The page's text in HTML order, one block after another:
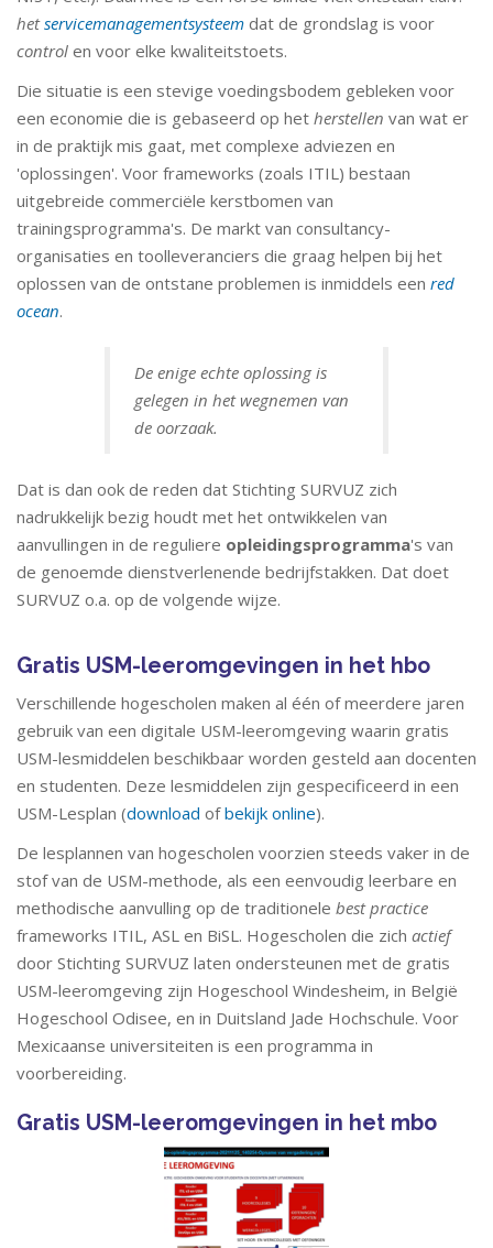
hetservicemanagementsysteem dat de grondslag is voor
control en voor elke kwaliteitstoets.
Die situatie is een stevige voedingsbodem gebleken voor
een economie die is gebaseerd op het herstellen van wat er
in de praktijk mis gaat, met complexe adviezen en
'oplossingen'. Voor frameworks (zoals ITIL) bestaan
uitgebreide commerciële kerstbomen van
trainingsprogramma's. De markt van consultancy-
organisaties en toolleveranciers die graag helpen bij het
oplossen van de ontstane problemen is inmiddels een red
ocean.
De enige echte oplossing is
gelegen in het wegnemen van
de oorzaak.
Dat is dan ook de reden dat Stichting SURVUZ zich
nadrukkelijk bezig houdt met het ontwikkelen van
aanvullingen in de reguliere opleidingsprogramma's van
de genoemde dienstverlenende bedrijfstakken. Dat doet
SURVUZ o.a. op de volgende wijze.
Gratis USM-leeromgevingen in het hbo
Verschillende hogescholen maken al één of meerdere jaren
gebruik van een digitale USM-leeromgeving waarin gratis
USM-lesmiddelen beschikbaar worden gesteld aan docenten
en studenten. Deze lesmiddelen zijn gespecificeerd in een
USM-Lesplan (download ofbekijk online).
De lesplannen van hogescholen voorzien steeds vaker in de
stof van de USM-methode, als een eenvoudig leerbare en
methodische aanvulling op de traditionele best practice
frameworks ITIL, ASL en BiSL. Hogescholen die zich actief
door Stichting SURVUZ laten ondersteunen met de gratis
USM-leeromgeving zijn Hogeschool Windesheim, in België
Hogeschool Odisee, en in Duitsland Jade Hochschule. Voor
Mexicaanse universiteiten is een programma in
voorbereiding.
Gratis USM-leeromgevingen in het mbo